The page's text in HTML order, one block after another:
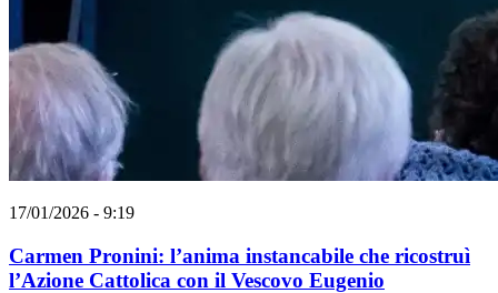
17/01/2026 - 9:19
Carmen Pronini: l’anima instancabile che ricostruì
l’Azione Cattolica con il Vescovo Eugenio